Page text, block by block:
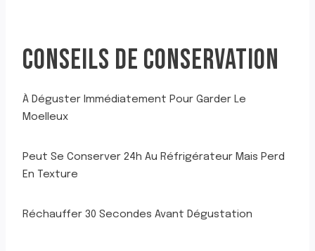
CONSEILS DE CONSERVATION
À Déguster Immédiatement Pour Garder Le
Moelleux
Peut Se Conserver 24h Au Réfrigérateur Mais Perd
En Texture
Réchauffer 30 Secondes Avant Dégustation